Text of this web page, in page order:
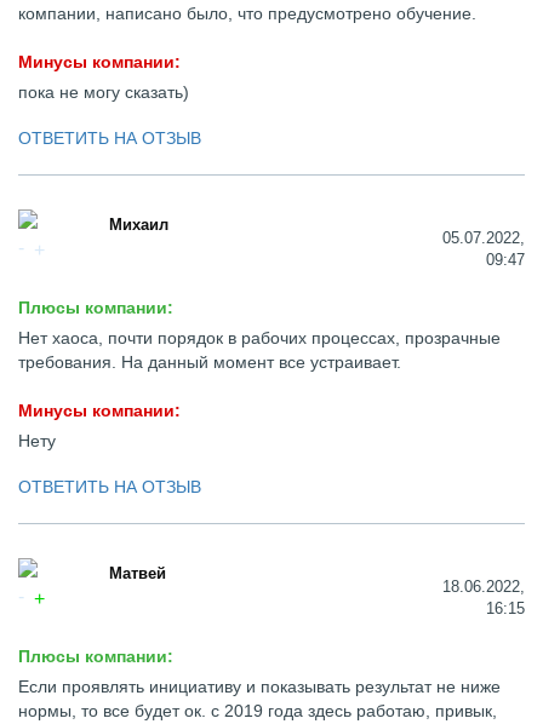
компании, написано было, что предусмотрено обучение.
Минусы компании:
пока не могу сказать)
ОТВЕТИТЬ НА ОТЗЫВ
Михаил
05.07.2022,
09:47
Плюсы компании:
Нет хаоса, почти порядок в рабочих процессах, прозрачные
требования. На данный момент все устраивает.
Минусы компании:
Нету
ОТВЕТИТЬ НА ОТЗЫВ
Матвей
18.06.2022,
16:15
Плюсы компании:
Если проявлять инициативу и показывать результат не ниже
нормы, то все будет ок. с 2019 года здесь работаю, привык,